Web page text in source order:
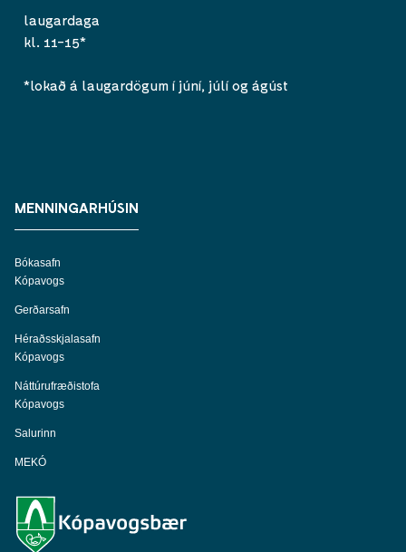
laugardaga
kl. 11-15*
*lokað á laugardögum í júní, júlí og ágúst
MENNINGARHÚSIN
Bókasafn
Kópavogs
Gerðarsafn
Héraðsskjalasafn
Kópavogs
Náttúrufræðistofa
Kópavogs
Salurinn
MEKÓ